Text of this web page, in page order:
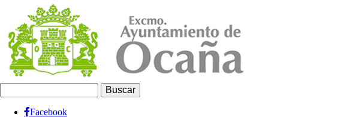
contenido
principal
Facebook